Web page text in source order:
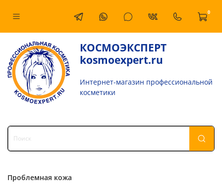
0
КОСМОЭКСПЕРТ
kosmoexpert.ru
Интернет-магазин профессиональной
косметики
Проблемная кожа